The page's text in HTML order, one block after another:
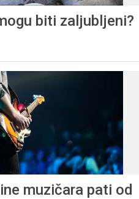
biti zaljubljeni?
muzičara pati od